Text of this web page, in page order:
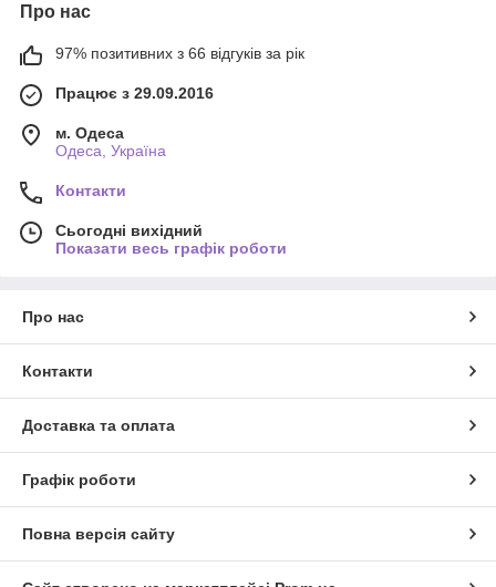
Про нас
97% позитивних з 66 відгуків за рік
Працює з 29.09.2016
м. Одеса
Одеса, Україна
Контакти
Сьогодні вихідний
Показати весь графік роботи
Про нас
Контакти
Доставка та оплата
Графік роботи
Повна версія сайту